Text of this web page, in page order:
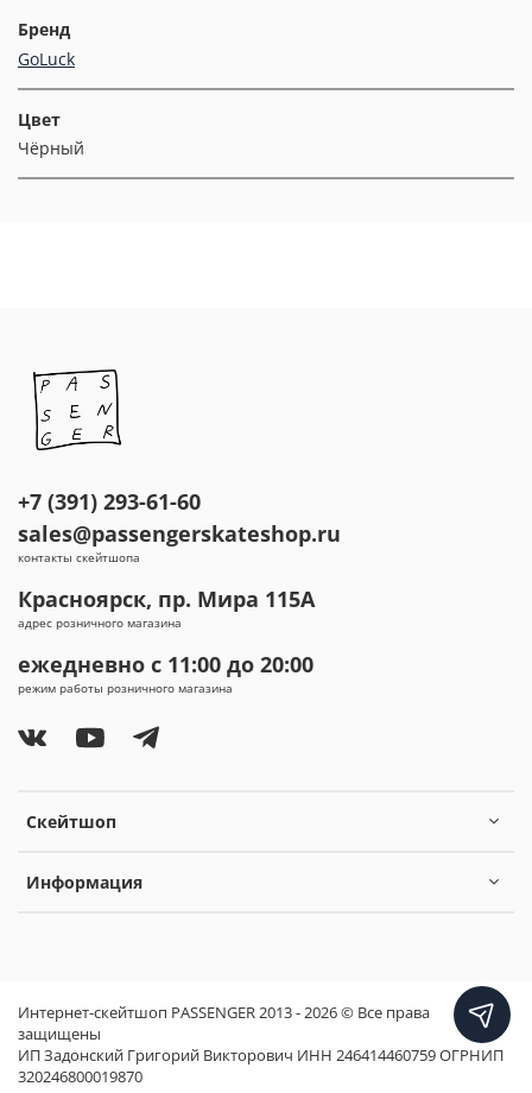
Бренд
GoLuck
Цвет
Чёрный
Скейтшоп
Информация
+7 (391) 293-61-60
sales@passengerskateshop.ru
контакты скейтшопа
Красноярск, пр. Мира 115А
адрес розничного магазина
ежедневно с 11:00 до 20:00
режим работы розничного магазина
Интернет-скейтшоп PASSENGER 2013 - 2026 © Все права
защищены
ИП Задонский Григорий Викторович ИНН 246414460759 ОГРНИП
320246800019870